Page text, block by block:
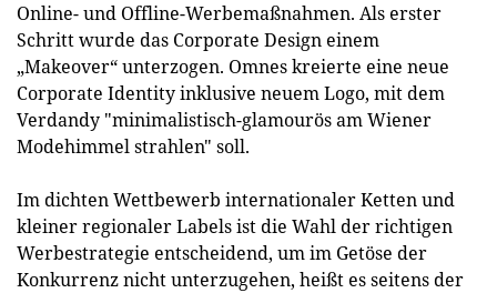
Online- und Offline-Werbemaßnahmen. Als erster
Schritt wurde das Corporate Design einem
„Makeover“ unterzogen. Omnes kreierte eine neue
Corporate Identity inklusive neuem Logo, mit dem
Verdandy "minimalistisch-glamourös am Wiener
Modehimmel strahlen" soll.
Im dichten Wettbewerb internationaler Ketten und
kleiner regionaler Labels ist die Wahl der richtigen
Werbestrategie entscheidend, um im Getöse der
Konkurrenz nicht unterzugehen, heißt es seitens der